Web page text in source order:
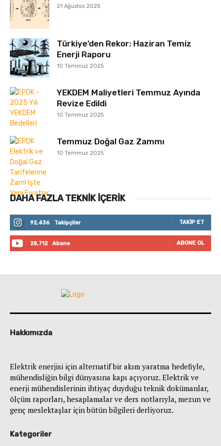
21 Ağustos 2025
Türkiye’den Rekor: Haziran Temiz
Enerji Raporu
10 Temmuz 2025
YEKDEM Maliyetleri Temmuz Ayında
Revize Edildi
10 Temmuz 2025
Temmuz Doğal Gaz Zammı
10 Temmuz 2025
DAHA FAZLA TEKNIK İÇERIK
92,436 Takipçiler TAKIP ET
28,712 Abone ABONE OL
Hakkımızda
Elektrik enerjisi için alternatif bir akım yaratma hedefiyle,
mühendisliğin bilgi dünyasına kapı açıyoruz. Elektrik ve
enerji mühendislerinin ihtiyaç duyduğu teknik dokümanlar,
ölçüm raporları, hesaplamalar ve ders notlarıyla, mezun ve
genç meslektaşlar için bütün bilgileri derliyoruz.
Kategoriler